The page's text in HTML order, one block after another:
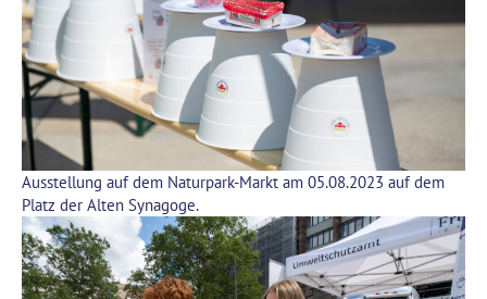
Ausstellung auf dem Naturpark-Markt am 05.08.2023 auf dem
Platz der Alten Synagoge.